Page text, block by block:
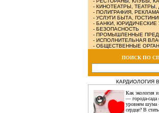
- КИНОТЕАТРЫ, ТЕАТРЫ,
- ПОЛИГРАФИЯ,
- УСЛУГИ БЫТА,
- БАНКИ, ЮРИДИЧЕСКИЕ
- БЕЗОПАСНОСТЬ
- ПРОМЫШЛЕННЫЕ
- ИСПОЛНИТЕЛЬНАЯ
- ОБЩЕСТВЕННЫЕ
ПОИСК ПО
КАРДИОЛОГИЯ
Как экология
— города‑сада
уровнем шума
сердце? В